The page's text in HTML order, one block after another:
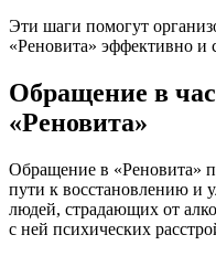
Эти шаги помогут
«Реновита» эффективно
Обращение в
«Реновита»
Обращение в «Реновита»
пути к восстановлению и
людей, страдающих от
с ней психических